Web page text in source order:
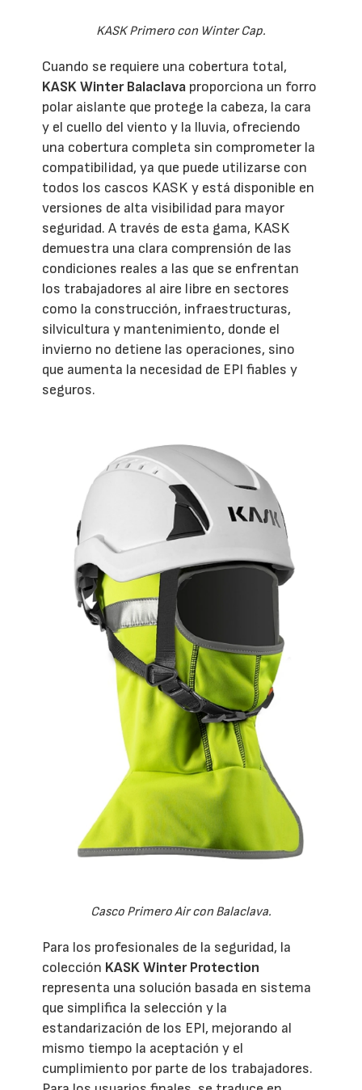
KASK Primero con Winter Cap.
Cuando se requiere una cobertura total,
KASK Winter Balaclava proporciona un forro
polar aislante que protege la cabeza, la cara
y el cuello del viento y la lluvia, ofreciendo
una cobertura completa sin comprometer la
compatibilidad, ya que puede utilizarse con
todos los cascos KASK y está disponible en
versiones de alta visibilidad para mayor
seguridad. A través de esta gama, KASK
demuestra una clara comprensión de las
condiciones reales a las que se enfrentan
los trabajadores al aire libre en sectores
como la construcción, infraestructuras,
silvicultura y mantenimiento, donde el
invierno no detiene las operaciones, sino
que aumenta la necesidad de EPI fiables y
seguros.
Casco Primero Air con Balaclava.
Para los profesionales de la seguridad, la
colección KASK Winter Protection
representa una solución basada en sistema
que simplifica la selección y la
estandarización de los EPI, mejorando al
mismo tiempo la aceptación y el
cumplimiento por parte de los trabajadores.